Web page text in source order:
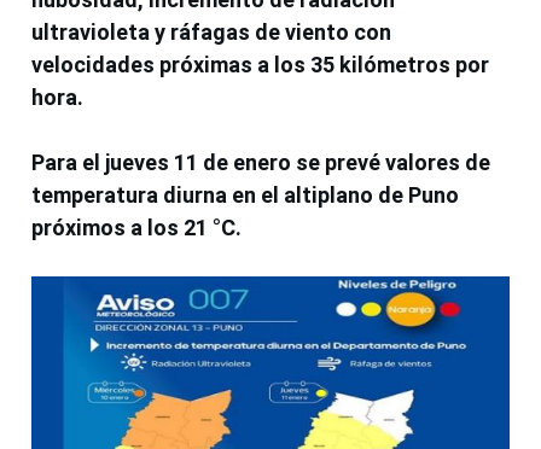
ultravioleta y ráfagas de viento con
velocidades próximas a los 35 kilómetros por
hora.
Para el jueves 11 de enero se prevé valores de
temperatura diurna en el altiplano de Puno
próximos a los 21 °C.